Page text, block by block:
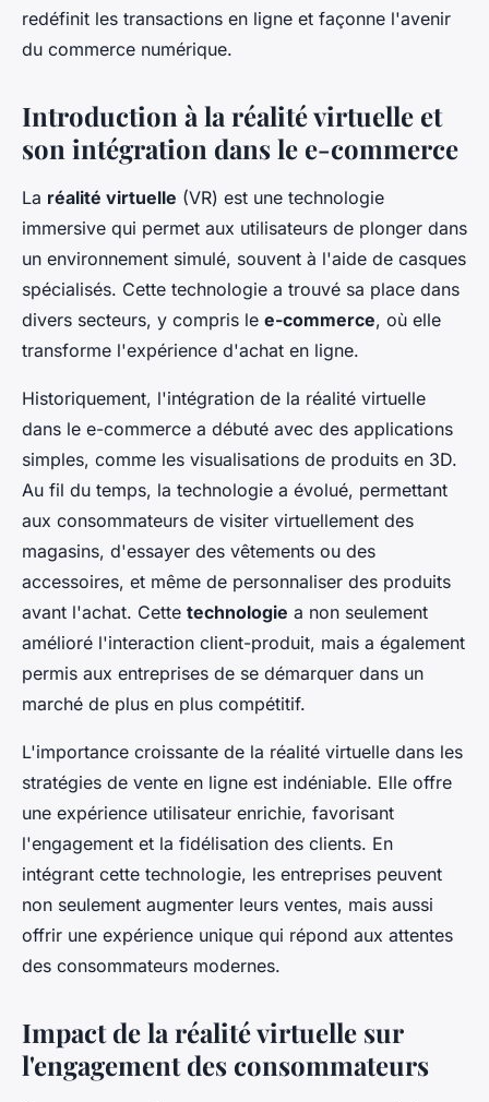
redéfinit les transactions en ligne et façonne l'avenir
du commerce numérique.
Introduction à la réalité virtuelle et
son intégration dans le e-commerce
La réalité virtuelle (VR) est une technologie
immersive qui permet aux utilisateurs de plonger dans
un environnement simulé, souvent à l'aide de casques
spécialisés. Cette technologie a trouvé sa place dans
divers secteurs, y compris le e-commerce, où elle
transforme l'expérience d'achat en ligne.
Historiquement, l'intégration de la réalité virtuelle
dans le e-commerce a débuté avec des applications
simples, comme les visualisations de produits en 3D.
Au fil du temps, la technologie a évolué, permettant
aux consommateurs de visiter virtuellement des
magasins, d'essayer des vêtements ou des
accessoires, et même de personnaliser des produits
avant l'achat. Cette technologie a non seulement
amélioré l'interaction client-produit, mais a également
permis aux entreprises de se démarquer dans un
marché de plus en plus compétitif.
L'importance croissante de la réalité virtuelle dans les
stratégies de vente en ligne est indéniable. Elle offre
une expérience utilisateur enrichie, favorisant
l'engagement et la fidélisation des clients. En
intégrant cette technologie, les entreprises peuvent
non seulement augmenter leurs ventes, mais aussi
offrir une expérience unique qui répond aux attentes
des consommateurs modernes.
Impact de la réalité virtuelle sur
l'engagement des consommateurs